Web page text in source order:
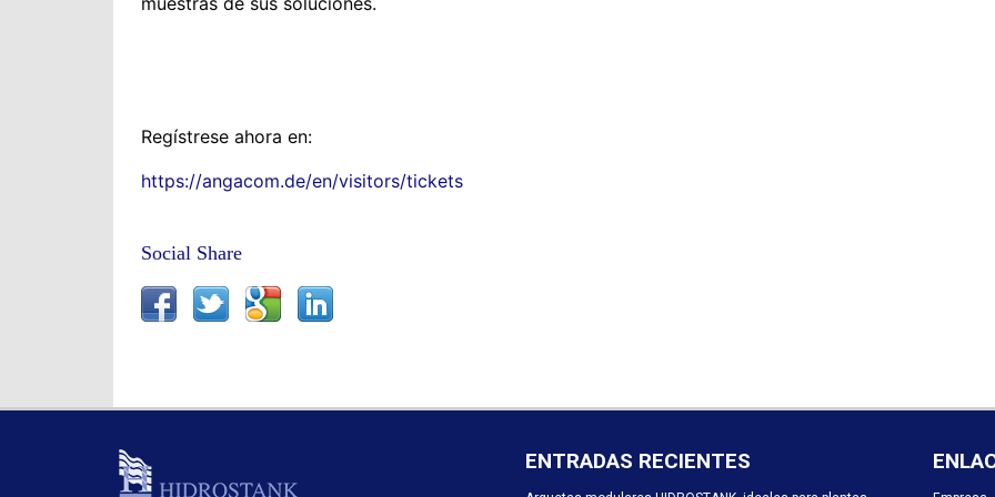
Regístrese ahora en:
https://angacom.de/en/visitors/tickets
Social Share
ENTRADAS RECIENTES